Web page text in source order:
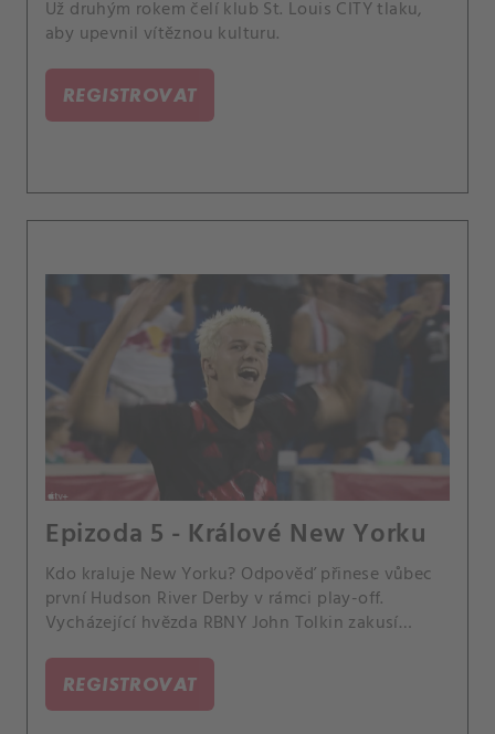
Už druhým rokem čelí klub St. Louis CITY tlaku,
aby upevnil vítěznou kulturu.
REGISTROVAT
Epizoda 5 - Králové New Yorku
Kdo kraluje New Yorku? Odpověď přinese vůbec
první Hudson River Derby v rámci play-off.
Vycházející hvězda RBNY John Tolkin zakusí
REGISTROVAT